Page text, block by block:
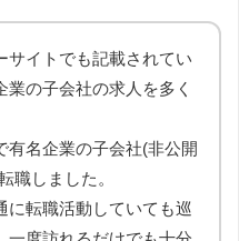
サイトでも記載されてい
業の子会社の求人を多く
有名企業の子会社(非公開
職しました。
に転職活動していても巡